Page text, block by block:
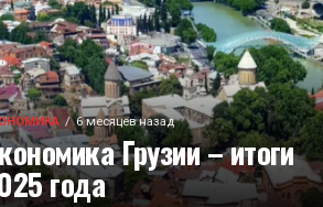
6 месяцев назад
Грузии – итоги
года